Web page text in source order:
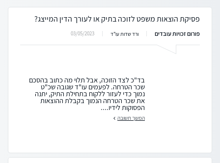
פסיקת הוצאות משפט לזוכה בתיק או לעורך הדין המייצג?
פורום זכויות עובדים ורד שדות עו"ד 03/05/2023
בד"כ לצד הזוכה, אבל תלוי מה כתוב בהסכם
שכר הטרחה. לפעמים עו"ד שגובה שכ"ט
נמוך כדי לעזור ללקוח בתחילת התיק, יתנה
את שכר הטרחה הנמוך בקבלת ההוצאות
הפסוקות לידיו....
המשך תשובה